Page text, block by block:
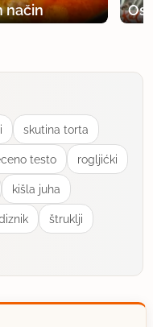
način
skutina torta
testo rogljićki
kišla juha
štruklji